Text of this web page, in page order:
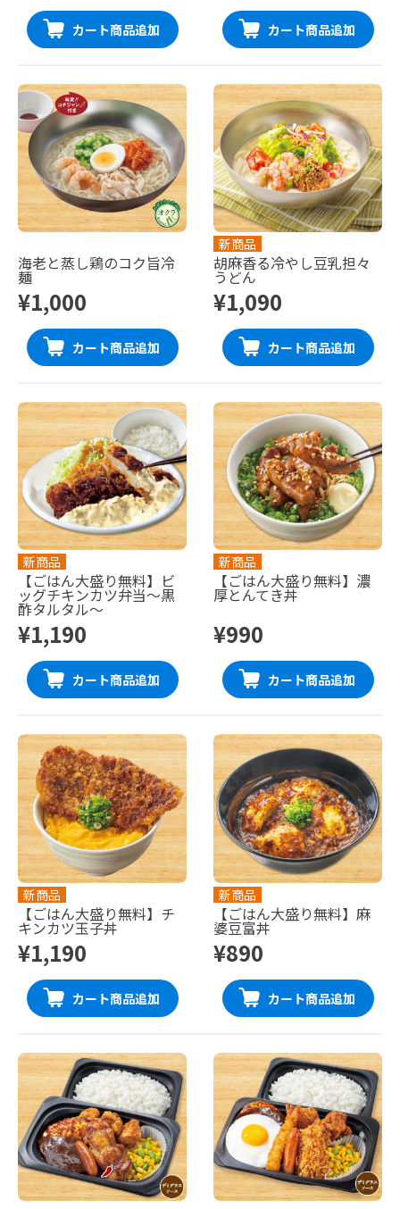
カート商品追加 カート商品追加
海老と蒸し鶏のコク旨冷
麺
¥1,000
カート商品追加
新商品
胡麻香る冷やし豆乳担々
うどん
¥1,090
カート商品追加
新商品
【ごはん大盛り無料】ビ
ッグチキンカツ弁当〜黒
酢タルタル〜
¥1,190
カート商品追加
新商品
【ごはん大盛り無料】濃
厚とんてき丼
¥990
カート商品追加
新商品
【ごはん大盛り無料】チ
キンカツ玉子丼
¥1,190
カート商品追加
新商品
【ごはん大盛り無料】麻
婆豆富丼
¥890
カート商品追加